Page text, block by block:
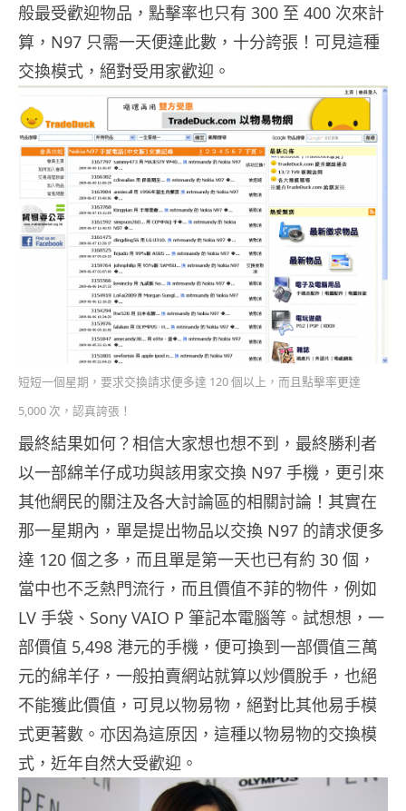
般最受歡迎物品，點擊率也只有 300 至 400 次來計
算，N97 只需一天便達此數，十分誇張！可見這種
交換模式，絕對受用家歡迎。
短短一個星期，要求交換請求便多達 120 個以上，而且點擊率更達
5,000 次，認真誇張！
最終結果如何？相信大家想也想不到，最終勝利者
以一部綿羊仔成功與該用家交換 N97 手機，更引來
其他網民的關注及各大討論區的相關討論！其實在
那一星期內，單是提出物品以交換 N97 的請求便多
達 120 個之多，而且單是第一天也已有約 30 個，
當中也不乏熱門流行，而且價值不菲的物件，例如
LV 手袋、Sony VAIO P 筆記本電腦等。試想想，一
部價值 5,498 港元的手機，便可換到一部價值三萬
元的綿羊仔，一般拍賣網站就算以炒價脫手，也絕
不能獲此價值，可見以物易物，絕對比其他易手模
式更著數。亦因為這原因，這種以物易物的交換模
式，近年自然大受歡迎。